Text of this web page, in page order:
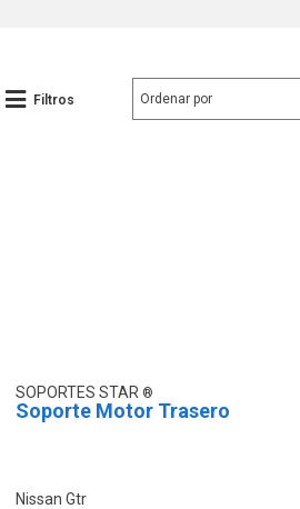
Filtros
SOPORTES STAR
Soporte Motor Trasero
Nissan Gtr